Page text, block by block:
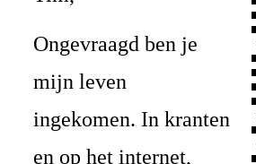
Ongevraagd ben je
mijn leven
ingekomen. In kranten
en op het internet,